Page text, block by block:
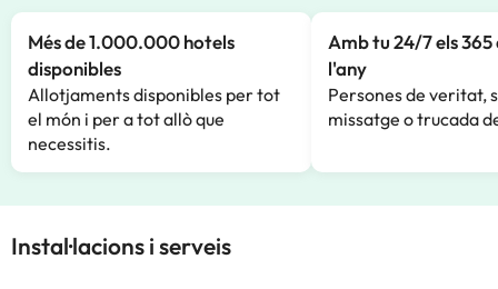
Més de 1.000.000 hotels
disponibles
Allotjaments disponibles per tot
el món i per a tot allò que
necessitis.
Amb tu 24/7 els 365
l'any
Persones de veritat,
missatge o trucada
Instal·lacions i serveis